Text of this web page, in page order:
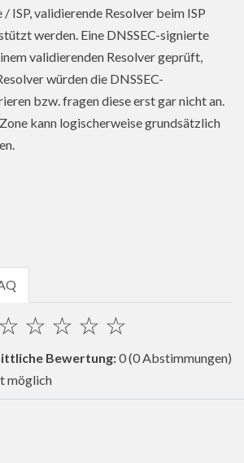
/ ISP, validierende Resolver beim ISP
werden. Eine DNSSEC-signierte
validierenden Resolver geprüft,
würden die DNSSEC-
bzw. fragen diese erst gar nicht an.
kann logischerweise grundsätzlich
☆
☆
☆
☆
☆
Bewertung:0(0 Abstimmungen)
möglich